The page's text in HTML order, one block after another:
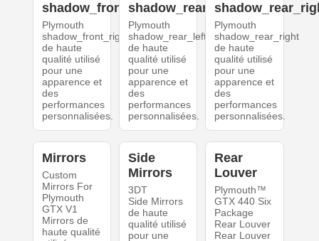
shadow_front_right
Plymouth
shadow_front_right
de haute
qualité utilisé
pour une
apparence et
des
performances
personnalisées.
shadow_rear_left
Plymouth
shadow_rear_left
de haute
qualité utilisé
pour une
apparence et
des
performances
personnalisées.
Plymouth
shadow_rear_right
de haute
qualité utilisé
pour une
apparence et
des
performances
personnalisées.
Mirrors
Custom
Mirrors For
Plymouth
GTX V1
Mirrors de
haute qualité
Side
Mirrors
3DT
Side Mirrors
de haute
qualité utilisé
pour une
Rear
Louver
Plymouth™
GTX 440 Six
Package
Rear Louver
Rear Louver